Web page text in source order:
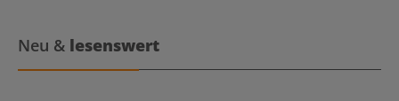
Neu & lesenswert